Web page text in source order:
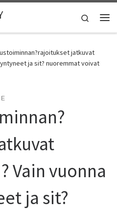
Search
jatkuvat
ja sit? nuoremmat voivat
Vain vuonna
ja sit?